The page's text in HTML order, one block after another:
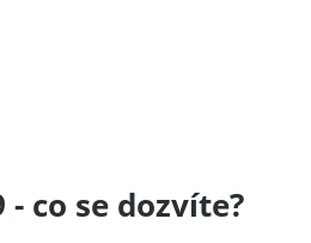
- co se dozvíte?